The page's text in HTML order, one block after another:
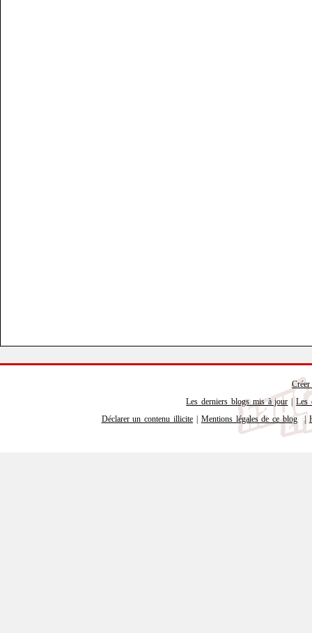
Les derniers blogs mis à jour |Les
Déclarer un contenu illicite
Mentions légales de ce blog |